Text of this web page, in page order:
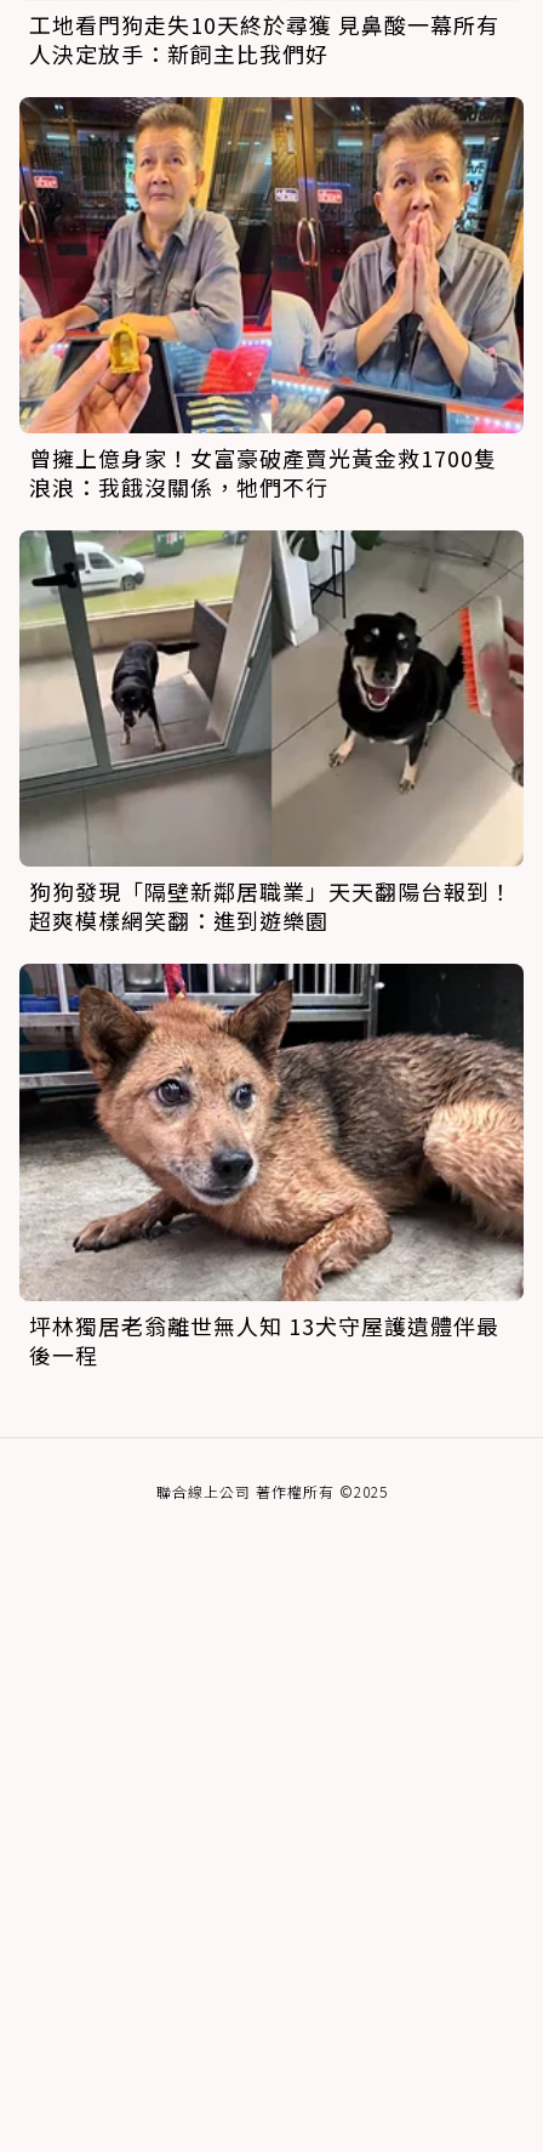
工地看門狗走失10天終於尋獲 見鼻酸一幕所有
人決定放手：新飼主比我們好
曾擁上億身家！女富豪破產賣光黃金救1700隻
浪浪：我餓沒關係，牠們不行
狗狗發現「隔壁新鄰居職業」天天翻陽台報到！
超爽模樣網笑翻：進到遊樂園
坪林獨居老翁離世無人知 13犬守屋護遺體伴最
後一程
聯合線上公司 著作權所有 ©2025